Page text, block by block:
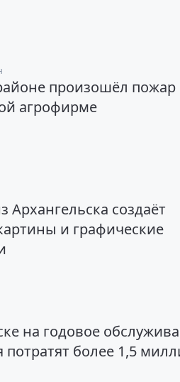
произошёл пожар
агрофирме
Архангельска создаёт
и графические
на годовое
потратят более 1,5